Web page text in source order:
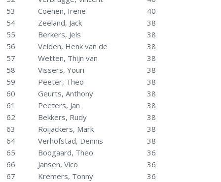
53
Coenen, Irene
40
54
Zeeland, Jack
38
55
Berkers, Jels
38
56
Velden, Henk van de
38
57
Wetten, Thijn van
38
58
Vissers, Youri
38
59
Peeter, Theo
38
60
Geurts, Anthony
38
61
Peeters, Jan
38
62
Bekkers, Rudy
38
63
Roijackers, Mark
38
64
Verhofstad, Dennis
38
65
Boogaard, Theo
36
66
Jansen, Vico
36
67
Kremers, Tonny
36